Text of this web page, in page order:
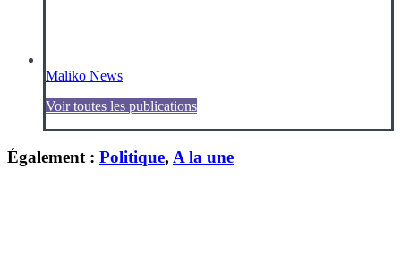
Maliko News
Voir toutes les publications
Également : Politique, A la une